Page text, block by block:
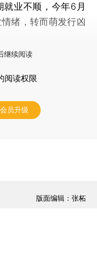
业不顺，今年6月
绪，转而萌发行凶
继续阅读
阅读权限
员升级
版面编辑：张柘